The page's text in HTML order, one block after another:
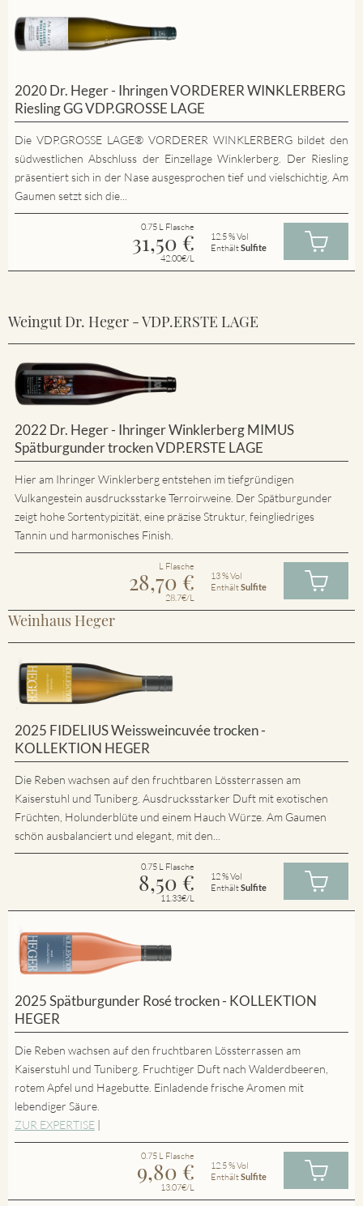
2020 Dr. Heger - Ihringen VORDERER WINKLERBERG
Riesling GG VDP.GROSSE LAGE
Die VDP.GROSSE LAGE® VORDERER WINKLERBERG bildet den
südwestlichen Abschluss der Einzellage Winklerberg. Der Riesling
präsentiert sich in der Nase ausgesprochen tief und vielschichtig. Am
Gaumen setzt sich die...
0.75 L Flasche
31,50 €
42.00€/L
12.5 % Vol
EnthältSulfite
Weingut Dr. Heger - VDP.ERSTE LAGE
2022 Dr. Heger - Ihringer Winklerberg MIMUS
Spätburgunder trocken VDP.ERSTE LAGE
Hier am Ihringer Winklerberg entstehen im tiefgründigen
Vulkangestein ausdrucksstarke Terroirweine. Der Spätburgunder
zeigt hohe Sortentypizität, eine präzise Struktur, feingliedriges
Tannin und harmonisches Finish.
L Flasche
28,70 €
28.7€/L
13 % Vol
EnthältSulfite
Weinhaus Heger
2025 FIDELIUS Weissweincuvée trocken -
KOLLEKTION HEGER
Die Reben wachsen auf den fruchtbaren Lössterrassen am
Kaiserstuhl und Tuniberg. Ausdrucksstarker Duft mit exotischen
Früchten, Holunderblüte und einem Hauch Würze. Am Gaumen
schön ausbalanciert und elegant, mit den...
0.75 L Flasche
8,50 €
11.33€/L
12 % Vol
EnthältSulfite
2025 Spätburgunder Rosé trocken - KOLLEKTION
HEGER
Die Reben wachsen auf den fruchtbaren Lössterrassen am
Kaiserstuhl und Tuniberg. Fruchtiger Duft nach Walderdbeeren,
rotem Apfel und Hagebutte. Einladende frische Aromen mit
lebendiger Säure.
ZUR EXPERTISE |
0.75 L Flasche
9,80 €
13.07€/L
12.5 % Vol
EnthältSulfite